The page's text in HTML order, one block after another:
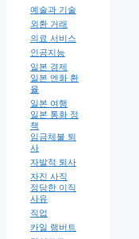
예술과 기술
외환 거래
의료 서비스
인공지능
일본 경제
일본 엔화 환
율
일본 여행
일본 통화 정
책
임금체불 퇴
사
자발적 퇴사
자진 사직
정당한 이직
사유
직업
카일 램버트